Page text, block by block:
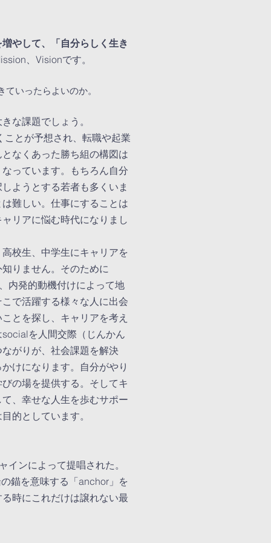
やして、「自分らしく生き
、Visionです。​
いったらよいのか。
な課題でしょう。
とが予想され、転職や起業
なくあった勝ち組の構図は
っています。もちろん自分
ようとする若者も多くいま
難しい。仕事にすることは
リアに悩む時代になりまし
校生、中学生にキャリアを
りません。そのために
内発的動機付けによって地
で活躍する様々な人に出会
とを探し、キャリアを考え
を人間交際（じんかん
がりが、社会課題を解決
けになります。自分がやり
の場を提供する。そしてキ
、幸せな人生を歩むサポー
的としています。
インによって提唱された。
錨を意味する「anchor」を
時にこれだけは譲れない最